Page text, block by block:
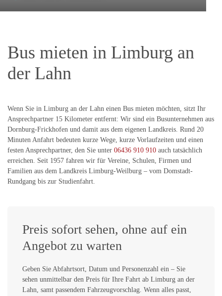
Bus mieten in Limburg an
der Lahn
Wenn Sie in Limburg an der Lahn einen Bus mieten möchten, sitzt Ihr
Ansprechpartner 15 Kilometer entfernt: Wir sind ein Busunternehmen aus
Dornburg-Frickhofen und damit aus dem eigenen Landkreis. Rund 20
Minuten Anfahrt bedeuten kurze Wege, kurze Vorlaufzeiten und einen
festen Ansprechpartner, den Sie unter 06436 910 910 auch tatsächlich
erreichen. Seit 1957 fahren wir für Vereine, Schulen, Firmen und
Familien aus dem Landkreis Limburg-Weilburg – vom Domstadt-
Rundgang bis zur Studienfahrt.
Preis sofort sehen, ohne auf ein
Angebot zu warten
Geben Sie Abfahrtsort, Datum und Personenzahl ein – Sie
sehen unmittelbar den Preis für Ihre Fahrt ab Limburg an der
Lahn, samt passendem Fahrzeugvorschlag. Wenn alles passt,